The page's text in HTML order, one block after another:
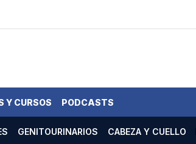
Y CURSOS PODCASTS
GENITOURINARIOS CABEZA Y CUELLO